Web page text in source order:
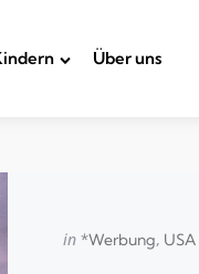
Über uns
Categories
Posted
in *Werbung USA